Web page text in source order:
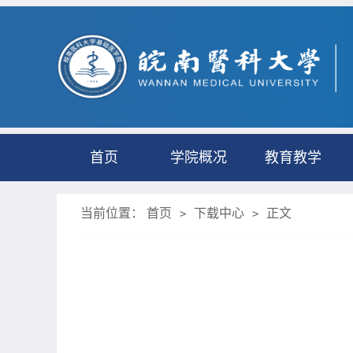
首页 学院概况 教育教学
当前位置： 首页 > 下载中心 > 正文